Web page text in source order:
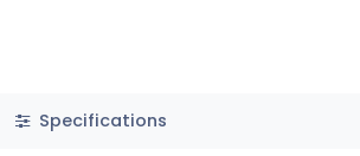
Specifications